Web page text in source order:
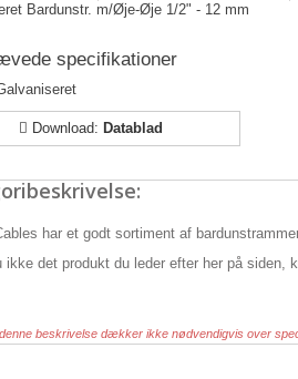
Bardunstr. m/Øje-Øje 1/2" - 12 mm
specifikationer
Download: Datablad
har et godt sortiment af
ikke det produkt du leder efter her på
denne beskrivelse dækker ikke nødvendigvis over